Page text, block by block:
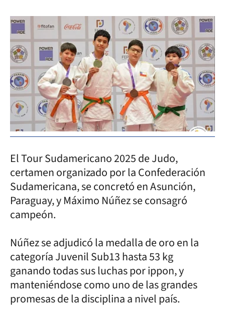
El Tour Sudamericano 2025 de Judo,
certamen organizado por la Confederación
Sudamericana, se concretó en Asunción,
Paraguay, y Máximo Núñez se consagró
campeón.
Núñez se adjudicó la medalla de oro en la
categoría Juvenil Sub13 hasta 53 kg
ganando todas sus luchas por ippon, y
manteniéndose como uno de las grandes
promesas de la disciplina a nivel país.